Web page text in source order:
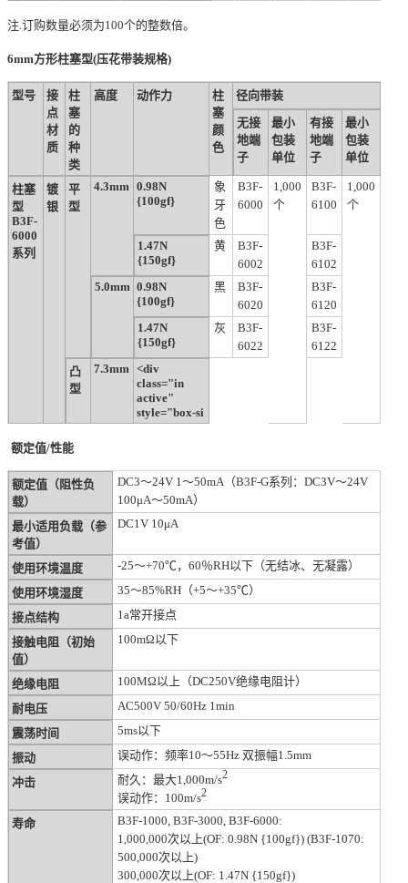
注.订购数量必须为100个的整数倍。
6mm方形柱塞型(压花带装规格)
型号
接
点
材
质
柱
塞
的
种
类
高度 动作力
柱
塞
颜
色
径向带装
无接
地端
子
最小
包装
单位
有接
地端
子
最小
包装
单位
柱塞
型
B3F-
6000
系列
镀
银
平
型
4.3mm 0.98N
{100gf}
象
牙
色
B3F-
6000
1,000
个
B3F-
6100
1,000
个
1.47N
{150gf}
黄
B3F-
6002
B3F-
6102
5.0mm 0.98N
{100gf}
黑
B3F-
6020
B3F-
6120
1.47N
{150gf}
灰
B3F-
6022
B3F-
6122
凸
型
7.3mm <div
class="in
active"
style="box-si
额定值/性能
额定值（阻性负
载）
DC3～24V 1～50mA（B3F-G系列：DC3V～24V
100μA～50mA）
最小适用负载（参
考值）
DC1V 10μA
使用环境温度
-25～+70℃，60％RH以下（无结冰、无凝露）
使用环境湿度
35～85%RH（+5～+35℃）
接点结构
1a常开接点
接触电阻（初始
值）
100mΩ以下
绝缘电阻
100MΩ以上（DC250V绝缘电阻计）
耐电压
AC500V 50/60Hz 1min
震荡时间
5ms以下
振动
误动作：频率10～55Hz 双振幅1.5mm
冲击
耐久：最大1,000m/s2
误动作：100m/s2
寿命
B3F-1000, B3F-3000, B3F-6000:
1,000,000次以上(OF: 0.98N {100gf}) (B3F-1070:
500,000次以上)
300,000次以上(OF: 1.47N {150gf})